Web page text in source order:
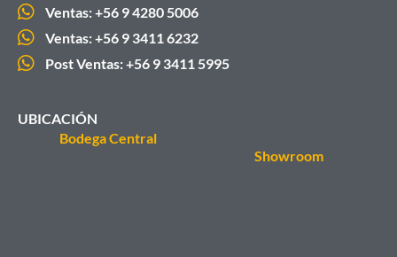
Ventas: +56 9 4280 5006
Ventas: +56 9 3411 6232
Post Ventas: +56 9 3411 5995
UBICACIÓN
Bodega Central
Showroom